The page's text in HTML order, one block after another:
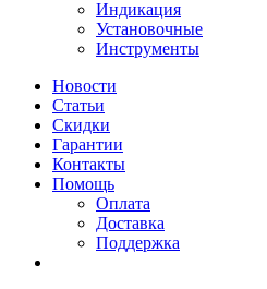
Индикация
Установочные
Инструменты
Новости
Статьи
Скидки
Гарантии
Контакты
Помощь
Оплата
Доставка
Поддержка